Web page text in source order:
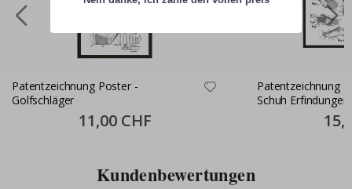
Patentzeichnung Poster -
Golfschläger
Special
Price
11,00 CHF
Patentzeichnung
Schuh
Price
Kundenbewertungen